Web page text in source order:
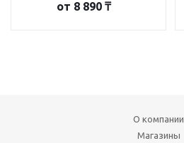
от 8 890 ₸
О компании
Магазины